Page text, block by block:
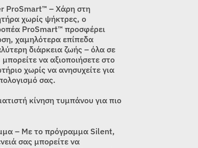
ProSmart™ – Χάρη στη
χωρίς ψήκτρες, ο
ProSmart™ προσφέρει
χαμηλότερα επίπεδα
διάρκεια ζωής – όλα σε
να αξιοποιήσετε στο
χωρίς να ανησυχείτε για
σας.
κίνηση τυμπάνου για πιο
– Με το πρόγραμμα Silent,
σας μπορείτε να